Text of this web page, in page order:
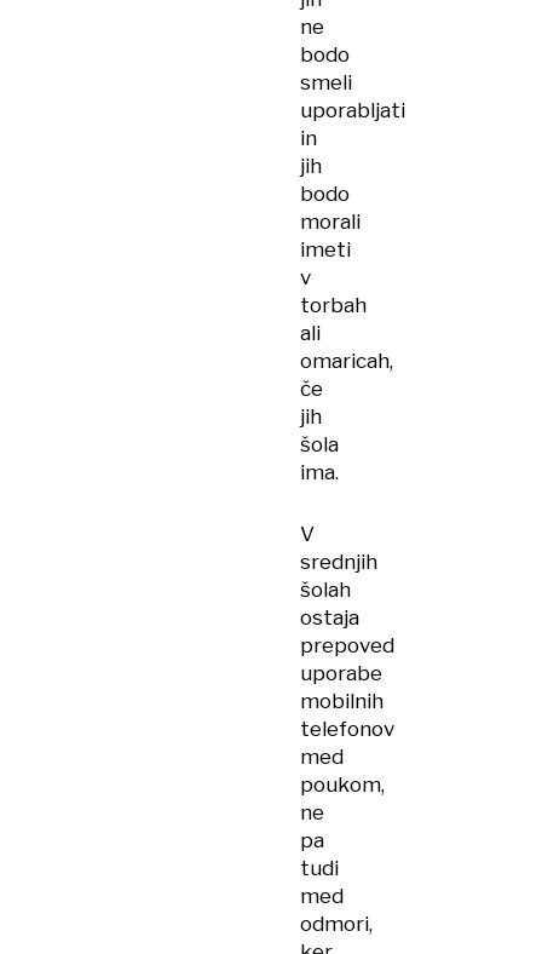
ne
bodo
smeli
uporabljati
in
jih
bodo
morali
imeti
v
torbah
ali
omaricah,
če
jih
šola
ima.
V
srednjih
šolah
ostaja
prepoved
uporabe
mobilnih
telefonov
med
poukom,
ne
pa
tudi
med
odmori,